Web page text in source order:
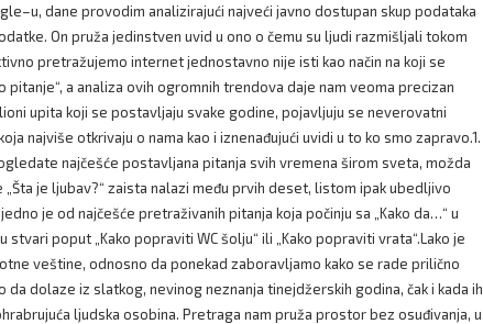
dane provodim analizirajući najveći javno dostupan skup podataka
On pruža jedinstven uvid u ono o čemu su ljudi razmišljali tokom
pretražujemo internet jednostavno nije isti kao način na koji se
a analiza ovih ogromnih trendova daje nam veoma precizan
upita koji se postavljaju svake godine, pojavljuju se neverovatni
najviše otkrivaju o nama kao i iznenađujući uvidi u to ko smo zapravo.1.
najčešće postavljana pitanja svih vremena širom sveta, možda
je ljubav?“ zaista nalazi među prvih deset, listom ipak ubedljivo
je od najčešće pretraživanih pitanja koja počinju sa „Kako da…“ u
poput „Kako popraviti WC šolju“ ili „Kako popraviti vrata“.Lako je
veštine, odnosno da ponekad zaboravljamo kako se rade prilično
dolaze iz slatkog, nevinog neznanja tinejdžerskih godina, čak i kada ih
ljudska osobina. Pretraga nam pruža prostor bez osuđivanja, u